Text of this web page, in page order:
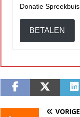
Donatie Spreekbuis
BETALEN
VORIGE